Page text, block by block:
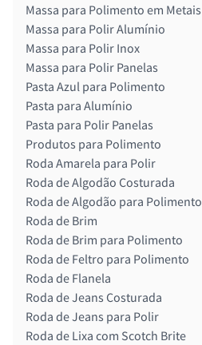
Massa para Polimento em Metais
Massa para Polir Alumínio
Massa para Polir Inox
Massa para Polir Panelas
Pasta Azul para Polimento
Pasta para Alumínio
Pasta para Polir Panelas
Produtos para Polimento
Roda Amarela para Polir
Roda de Algodão Costurada
Roda de Algodão para Polimento
Roda de Brim
Roda de Brim para Polimento
Roda de Feltro para Polimento
Roda de Flanela
Roda de Jeans Costurada
Roda de Jeans para Polir
Roda de Lixa com Scotch Brite